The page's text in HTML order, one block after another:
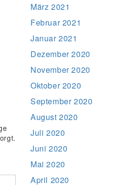
März 2021
Februar 2021
Januar 2021
Dezember 2020
November 2020
Oktober 2020
September 2020
August 2020
Juli 2020
Juni 2020
Mai 2020
April 2020